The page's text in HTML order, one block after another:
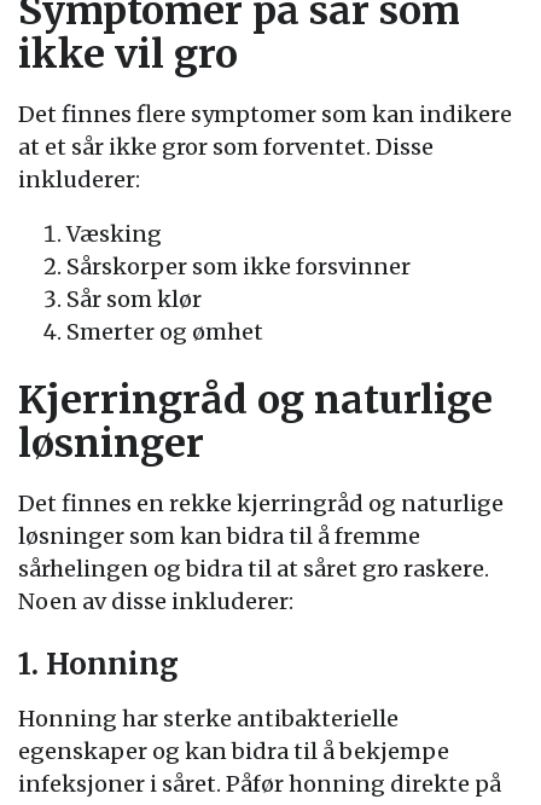
Symptomer på sår som
ikke vil gro
Det finnes flere symptomer som kan indikere
at et sår ikke gror som forventet. Disse
inkluderer:
Væsking
Sårskorper som ikke forsvinner
Sår som klør
Smerter og ømhet
Kjerringråd og naturlige
løsninger
Det finnes en rekke kjerringråd og naturlige
løsninger som kan bidra til å fremme
sårhelingen og bidra til at såret gro raskere.
Noen av disse inkluderer:
1. Honning
Honning har sterke antibakterielle
egenskaper og kan bidra til å bekjempe
infeksjoner i såret. Påfør honning direkte på